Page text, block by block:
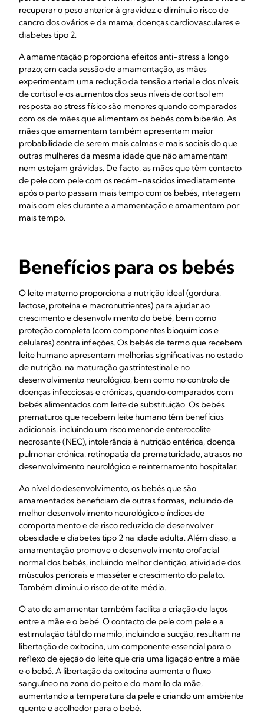
recuperar o peso anterior à gravidez e diminui o risco de
cancro dos ovários e da mama, doenças cardiovasculares e
diabetes tipo 2.
A amamentação proporciona efeitos anti-stress a longo
prazo; em cada sessão de amamentação, as mães
experimentam uma redução da tensão arterial e dos níveis
de cortisol e os aumentos dos seus níveis de cortisol em
resposta ao stress físico são menores quando comparados
com os de mães que alimentam os bebés com biberão. As
mães que amamentam também apresentam maior
probabilidade de serem mais calmas e mais sociais do que
outras mulheres da mesma idade que não amamentam
nem estejam grávidas. De facto, as mães que têm contacto
de pele com pele com os recém-nascidos imediatamente
após o parto passam mais tempo com os bebés, interagem
mais com eles durante a amamentação e amamentam por
mais tempo.
Benefícios para os bebés
O leite materno proporciona a nutrição ideal (gordura,
lactose, proteína e macronutrientes) para ajudar ao
crescimento e desenvolvimento do bebé, bem como
proteção completa (com componentes bioquímicos e
celulares) contra infeções. Os bebés de termo que recebem
leite humano apresentam melhorias significativas no estado
de nutrição, na maturação gastrintestinal e no
desenvolvimento neurológico, bem como no controlo de
doenças infecciosas e crónicas, quando comparados com
bebés alimentados com leite de substituição. Os bebés
prematuros que recebem leite humano têm benefícios
adicionais, incluindo um risco menor de enterocolite
necrosante (NEC), intolerância à nutrição entérica, doença
pulmonar crónica, retinopatia da prematuridade, atrasos no
desenvolvimento neurológico e reinternamento hospitalar.
Ao nível do desenvolvimento, os bebés que são
amamentados beneficiam de outras formas, incluindo de
melhor desenvolvimento neurológico e índices de
comportamento e de risco reduzido de desenvolver
obesidade e diabetes tipo 2 na idade adulta. Além disso, a
amamentação promove o desenvolvimento orofacial
normal dos bebés, incluindo melhor dentição, atividade dos
músculos periorais e masséter e crescimento do palato.
Também diminui o risco de otite média.
O ato de amamentar também facilita a criação de laços
entre a mãe e o bebé. O contacto de pele com pele e a
estimulação tátil do mamilo, incluindo a sucção, resultam na
libertação de oxitocina, um componente essencial para o
reflexo de ejeção do leite que cria uma ligação entre a mãe
e o bebé. A libertação da oxitocina aumenta o fluxo
sanguíneo na zona do peito e do mamilo da mãe,
aumentando a temperatura da pele e criando um ambiente
quente e acolhedor para o bebé.